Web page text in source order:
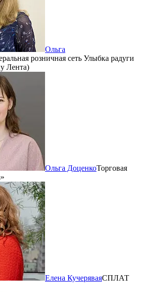
Ольга
розничная сеть Улыбка радуги
Лента)
Ольга ДоценкоТорговая
Елена КучеряваяСПЛАТ